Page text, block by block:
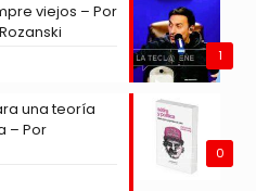
1
viejos – Por
0
una teoría
– Por